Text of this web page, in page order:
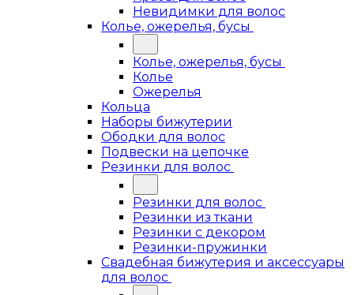
Невидимки для волос
Колье, ожерелья, бусы
Колье, ожерелья, бусы
Колье
Ожерелья
Кольца
Наборы бижутерии
Ободки для волос
Подвески на цепочке
Резинки для волос
Резинки для волос
Резинки из ткани
Резинки с декором
Резинки-пружинки
Свадебная бижутерия и аксессуары
для волос